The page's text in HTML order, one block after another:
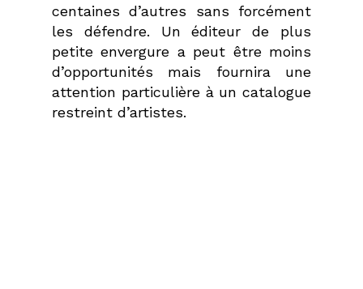
centaines d’autres sans forcément
les défendre. Un éditeur de plus
petite envergure a peut être moins
d’opportunités mais fournira une
attention particulière à un catalogue
restreint d’artistes.